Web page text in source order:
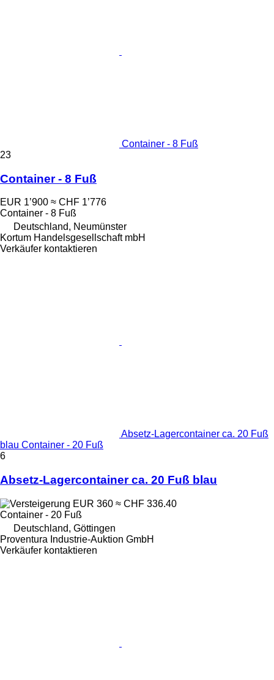
Container - 8 Fuß
23
Container - 8 Fuß
EUR 1’900 ≈ CHF 1’776
Container - 8 Fuß
Deutschland, Neumünster
Kortum Handelsgesellschaft mbH
Verkäufer kontaktieren
Absetz-Lagercontainer ca. 20 Fuß
blau Container - 20 Fuß
6
Absetz-Lagercontainer ca. 20 Fuß blau
EUR 360 ≈ CHF 336.40
Container - 20 Fuß
Deutschland, Göttingen
Proventura Industrie-Auktion GmbH
Verkäufer kontaktieren